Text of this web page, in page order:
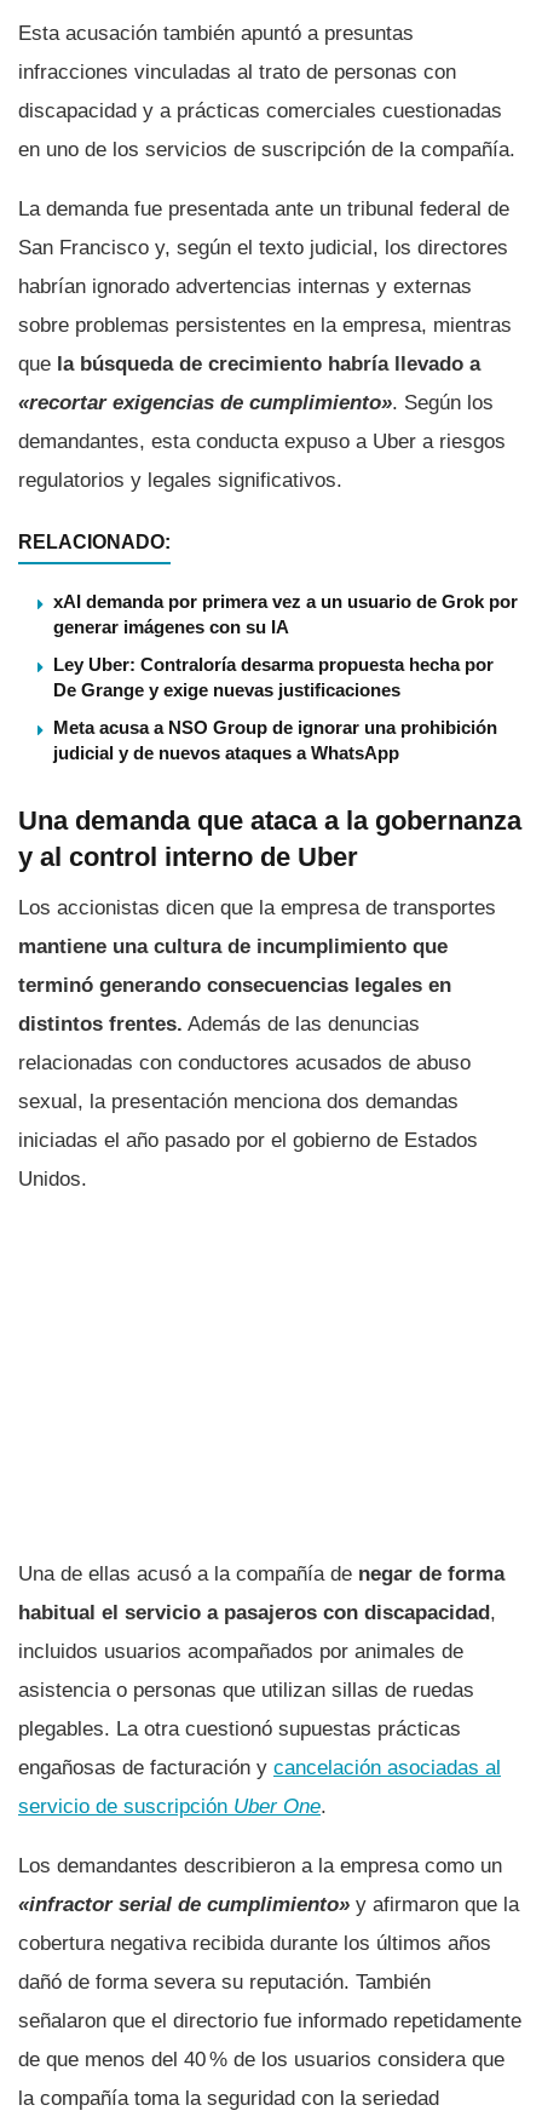
Esta acusación también apuntó a presuntas
infracciones vinculadas al trato de personas con
discapacidad y a prácticas comerciales cuestionadas
en uno de los servicios de suscripción de la compañía.
La demanda fue presentada ante un tribunal federal de
San Francisco y, según el texto judicial, los directores
habrían ignorado advertencias internas y externas
sobre problemas persistentes en la empresa, mientras
que la búsqueda de crecimiento habría llevado a
«recortar exigencias de cumplimiento». Según los
demandantes, esta conducta expuso a Uber a riesgos
regulatorios y legales significativos.
RELACIONADO:
xAI demanda por primera vez a un usuario de Grok por
generar imágenes con su IA
Ley Uber: Contraloría desarma propuesta hecha por
De Grange y exige nuevas justificaciones
Meta acusa a NSO Group de ignorar una prohibición
judicial y de nuevos ataques a WhatsApp
Una demanda que ataca a la gobernanza
y al control interno de Uber
Los accionistas dicen que la empresa de transportes
mantiene una cultura de incumplimiento que
terminó generando consecuencias legales en
distintos frentes. Además de las denuncias
relacionadas con conductores acusados de abuso
sexual, la presentación menciona dos demandas
iniciadas el año pasado por el gobierno de Estados
Unidos.
Una de ellas acusó a la compañía de negar de forma
habitual el servicio a pasajeros con discapacidad,
incluidos usuarios acompañados por animales de
asistencia o personas que utilizan sillas de ruedas
plegables. La otra cuestionó supuestas prácticas
engañosas de facturación y cancelación asociadas al
servicio de suscripción Uber One.
Los demandantes describieron a la empresa como un
«infractor serial de cumplimiento» y afirmaron que la
cobertura negativa recibida durante los últimos años
dañó de forma severa su reputación. También
señalaron que el directorio fue informado repetidamente
de que menos del 40 % de los usuarios considera que
la compañía toma la seguridad con la seriedad